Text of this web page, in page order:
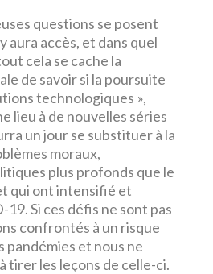
questions se posent
aura accès, et dans quel
cela se cache la
de savoir si la poursuite
technologiques »,
lieu à de nouvelles séries
un jour se substituer à la
moraux,
plus profonds que le
qui ont intensifié et
Si ces défis ne sont pas
confrontés à un risque
pandémies et nous ne
tirer les leçons de celle-ci.